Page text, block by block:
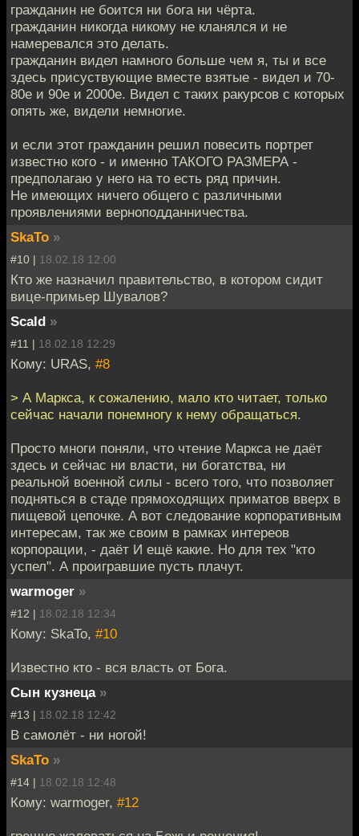
гражданин не боится ни бога ни чёрта.
гражданин никогда никому не кланялся и не
намеревался это делать.
гражданин видел намного больше чем я, ты и все
здесь присуствующие вместе взятые - видел и 70-
80е и 90е и 2000е. Видел с таких ракурсов с которых
опять же, видели немногие.
и если этот гражданин решил повесить портрет
известно кого - и именно ТАКОГО РАЗМЕРА -
предполагаю у него на то есть ряд причин.
Не имеющих ничего общего с различными
проявлениями верноподданничества.
SkaTo »
#10 | 18.02.18 12:00
Кто же назначил правительство, в котором сидит
вице-примьер Шувалов?
Scald »
#11 | 18.02.18 12:29
Кому: URAS, #8
> А Маркса, к сожалению, мало кто читает, только
сейчас начали понемногу к нему обращаться.
Просто многи поняли, что чтение Маркса не даёт
здесь и сейчас ни власти, ни богатства, ни
реальной военной силы - всего того, что позволяет
подняться в стаде прямоходящих приматов вверх в
пищевой цепочке. А вот следование корпоративным
интересам, так же своим в рамках интереов
корпорации, - даёт И ещё какие. Но для тех "кто
успел". А проигравшие пусть плачут.
warmoger »
#12 | 18.02.18 12:34
Кому: SkaTo, #10
Известно кто - вся власть от Бога.
Сын кузнеца »
#13 | 18.02.18 12:42
В самолёт - ни ногой!
SkaTo »
#14 | 18.02.18 12:48
Кому: warmoger, #12